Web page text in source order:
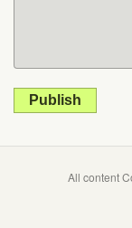
Publish
All content